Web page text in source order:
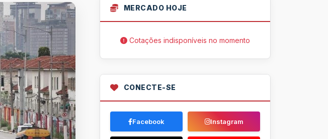
MERCADO HOJE
Cotações indisponíveis no momento
CONECTE-SE
Facebook Instagram